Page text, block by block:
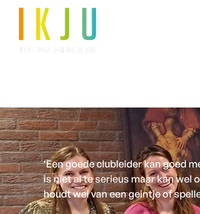
‘Een goede clubleider kan goed
is niet al te serieus maar kan wel
houdt wel van een geintje of